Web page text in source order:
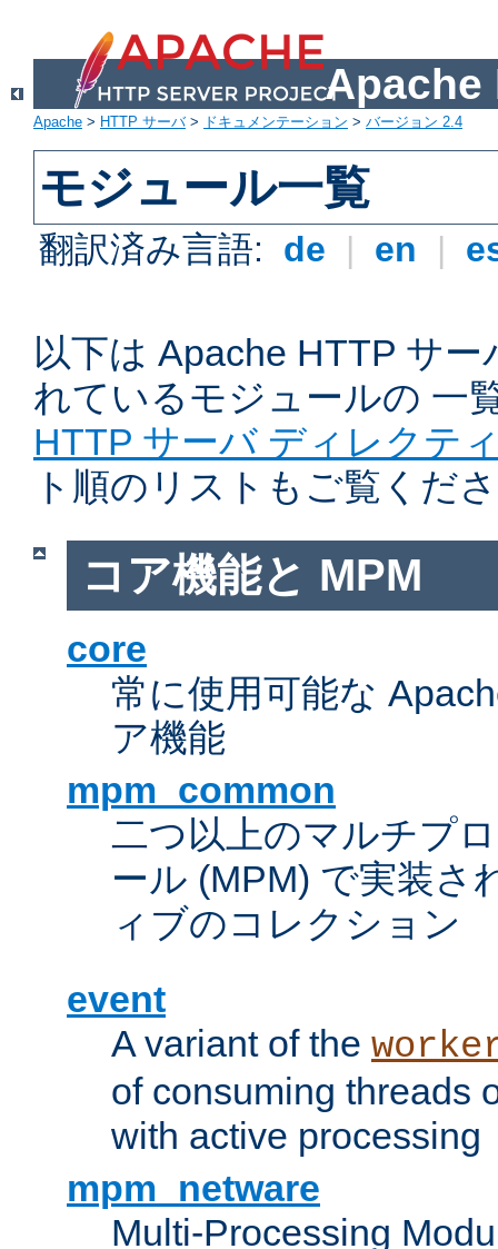
Apache
Apache > HTTP サーバ> ドキュメンテーション > バージョン 2.4
モジュール一覧
翻訳済み言語: de | en |
以下は Apache HTTP サ
れているモジュールの 一
HTTP サーバ ディレクテ
ト順のリストもご覧くだ
コア機能と MPM
core
常に使用可能な
ア機能
mpm_common
二つ以上のマルチプ
ール (MPM) で実装さ
ィブのコレクション
event
A variant of the
of consuming threads
with active processing
mpm_netware
Multi-Processing